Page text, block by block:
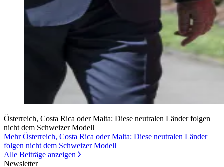
Österreich, Costa Rica oder Malta: Diese neutralen Länder folgen
nicht dem Schweizer Modell
Mehr Österreich, Costa Rica oder Malta: Diese neutralen Länder
folgen nicht dem Schweizer Modell
Alle Beiträge anzeigen
Newsletter